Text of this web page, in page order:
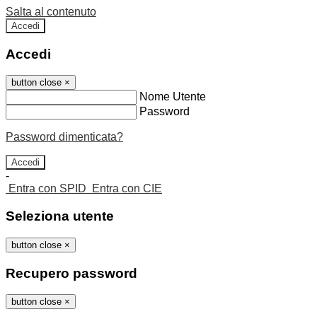
Salta al contenuto
Accedi
Accedi
button close ×
Nome Utente
Password
Password dimenticata?
-
Entra con SPID
Entra con CIE
Seleziona utente
button close ×
Recupero password
button close ×